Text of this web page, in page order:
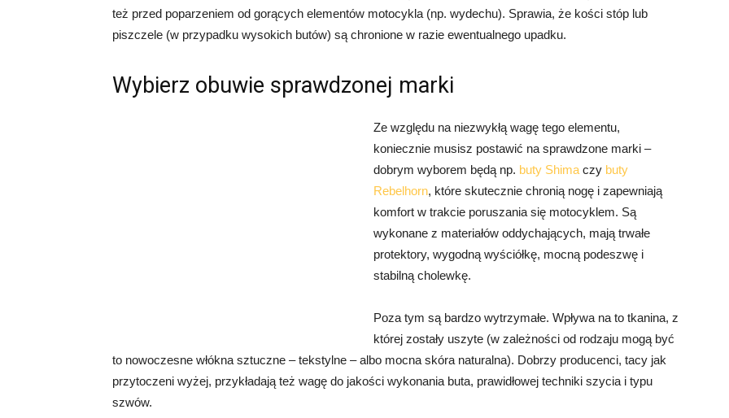
też przed poparzeniem od gorących elementów motocykla (np. wydechu). Sprawia, że kości stóp lub
piszczele (w przypadku wysokich butów) są chronione w razie ewentualnego upadku.
Wybierz obuwie sprawdzonej marki
Ze względu na niezwykłą wagę tego elementu,
koniecznie musisz postawić na sprawdzone marki –
dobrym wyborem będą np. buty Shima czy buty
Rebelhorn, które skutecznie chronią nogę i zapewniają
komfort w trakcie poruszania się motocyklem. Są
wykonane z materiałów oddychających, mają trwałe
protektory, wygodną wyściółkę, mocną podeszwę i
stabilną cholewkę.
Poza tym są bardzo wytrzymałe. Wpływa na to tkanina, z
której zostały uszyte (w zależności od rodzaju mogą być
to nowoczesne włókna sztuczne – tekstylne – albo mocna skóra naturalna). Dobrzy producenci, tacy jak
przytoczeni wyżej, przykładają też wagę do jakości wykonania buta, prawidłowej techniki szycia i typu
szwów.